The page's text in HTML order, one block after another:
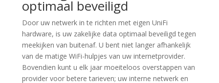
optimaal beveiligd
Door uw netwerk in te richten met eigen UniFi
hardware, is uw zakelijke data optimaal beveiligd tegen
meekijken van buitenaf. U bent niet langer afhankelijk
van de matige WiFi-hulpjes van uw internetprovider.
Bovendien kunt u elk jaar moeiteloos overstappen van
provider voor betere tarieven; uw interne netwerk en